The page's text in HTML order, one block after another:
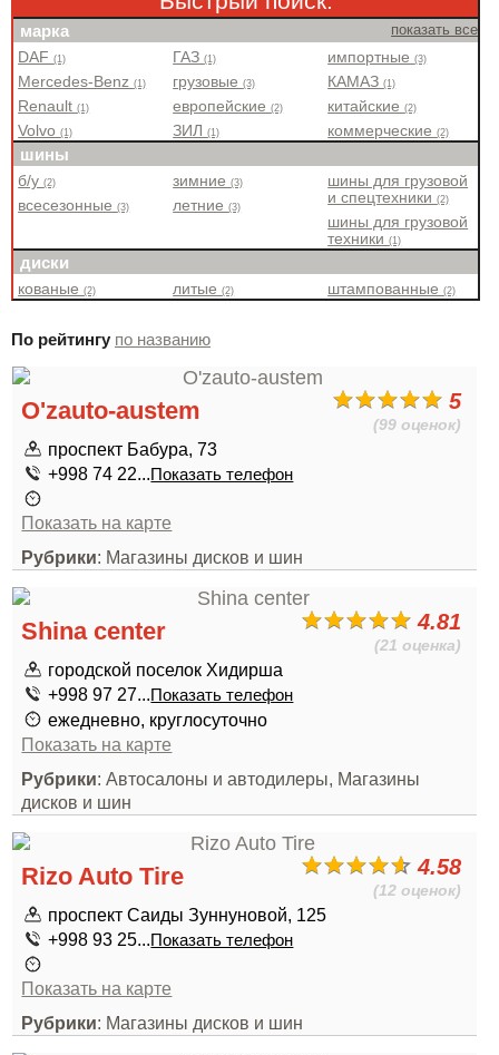
марка показать все
DAF(1)
Mercedes-Benz(1)
Renault(1)
Volvo(1)
ГАЗ(1)
грузовые(3)
европейские(2)
ЗИЛ(1)
импортные(3)
КАМАЗ(1)
китайские(2)
коммерческие(2)
шины
б/у(2)
всесезонные(3)
зимние(3)
летние(3)
шины для грузовой
и спецтехники(2)
шины для грузовой
техники(1)
диски
кованые(2) литые(2) штампованные(2)
По рейтингу по названию
5
(99 оценок)
O'zauto-austem
проспект Бабура, 73
+998 74 22...Показать телефон
Показать на карте
Рубрики: Магазины дисков и шин
4.81
(21 оценка)
Shina center
городской поселок Хидирша
+998 97 27...Показать телефон
ежедневно, круглосуточно
Показать на карте
Рубрики: Автосалоны и автодилеры, Магазины
дисков и шин
4.58
(12 оценок)
Rizo Auto Tire
проспект Саиды Зуннуновой, 125
+998 93 25...Показать телефон
Показать на карте
Рубрики: Магазины дисков и шин